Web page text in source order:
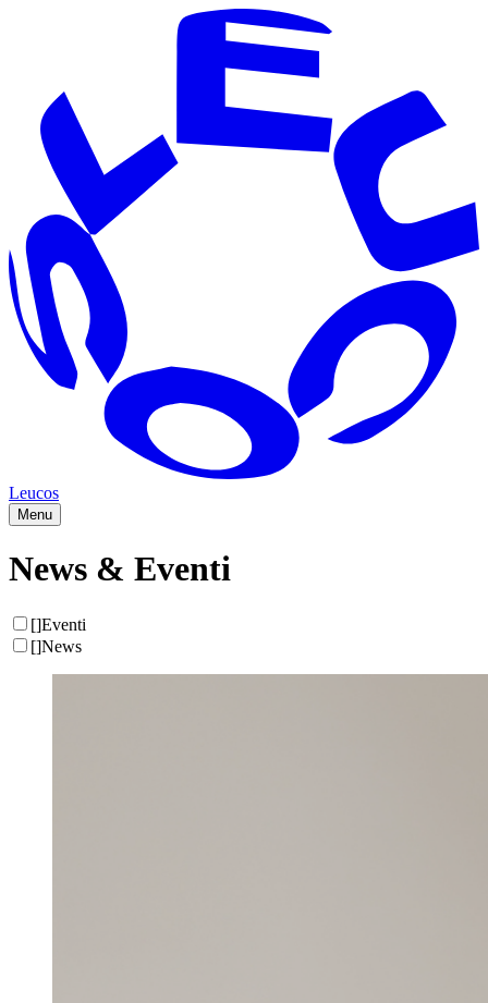
Leucos
Menu
News & Eventi
[]Eventi
[]News